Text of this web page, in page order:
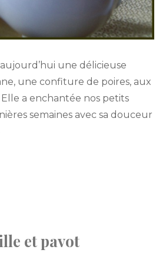
une délicieuse
une confiture de poires, aux
a enchantée nos petits
semaines avec sa douceur
et pavot